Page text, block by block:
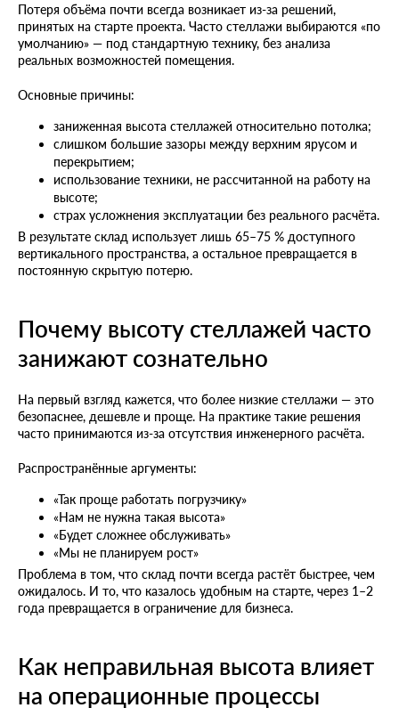
Потеря объёма почти всегда возникает из-за решений,
принятых на старте проекта. Часто стеллажи выбираются «по
умолчанию» — под стандартную технику, без анализа
реальных возможностей помещения.
Основные причины:
заниженная высота стеллажей относительно потолка;
слишком большие зазоры между верхним ярусом и
перекрытием;
использование техники, не рассчитанной на работу на
высоте;
страх усложнения эксплуатации без реального расчёта.
В результате склад использует лишь 65–75 % доступного
вертикального пространства, а остальное превращается в
постоянную скрытую потерю.
Почему высоту стеллажей часто
занижают сознательно
На первый взгляд кажется, что более низкие стеллажи — это
безопаснее, дешевле и проще. На практике такие решения
часто принимаются из-за отсутствия инженерного расчёта.
Распространённые аргументы:
«Так проще работать погрузчику»
«Нам не нужна такая высота»
«Будет сложнее обслуживать»
«Мы не планируем рост»
Проблема в том, что склад почти всегда растёт быстрее, чем
ожидалось. И то, что казалось удобным на старте, через 1–2
года превращается в ограничение для бизнеса.
Как неправильная высота влияет
на операционные процессы